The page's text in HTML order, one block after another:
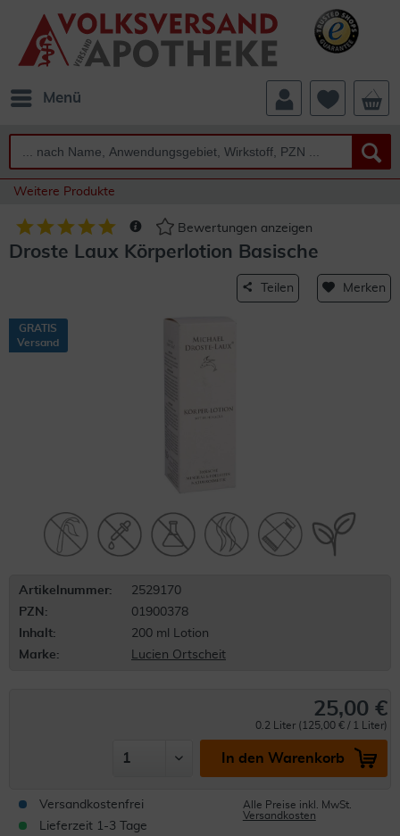
Menü
Weitere Produkte
Bewertungen anzeigen
Droste Laux Körperlotion Basische
Teilen Merken
GRATIS
Versand
Artikelnummer:
2529170
PZN:
01900378
Inhalt:
200 ml Lotion
Marke:
Lucien Ortscheit
25,00 €
0.2 Liter (125,00 € / 1 Liter)
In den Warenkorb
Versandkostenfrei
Lieferzeit 1-3 Tage
Alle Preise inkl. MwSt.
Versandkosten